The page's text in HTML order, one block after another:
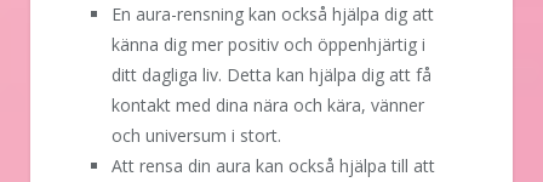
En aura-rensning kan också hjälpa dig att
känna dig mer positiv och öppenhjärtig i
ditt dagliga liv. Detta kan hjälpa dig att få
kontakt med dina nära och kära, vänner
och universum i stort.
Att rensa din aura kan också hjälpa till att